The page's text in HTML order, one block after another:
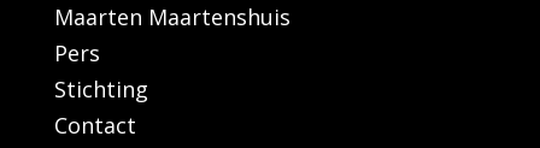
Maarten Maartenshuis
Pers
Stichting
Contact